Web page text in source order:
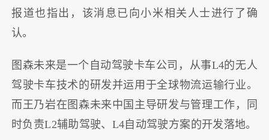
报道也指出，该消息已向小米相关人士进行了确
认。
图森未来是一个自动驾驶卡车公司，从事L4的无人
驾驶卡车技术的研发并运用于全球物流运输行业。
而王乃岩在图森未来中国主导研发与管理工作，同
时负责L2辅助驾驶、L4自动驾驶方案的开发落地。